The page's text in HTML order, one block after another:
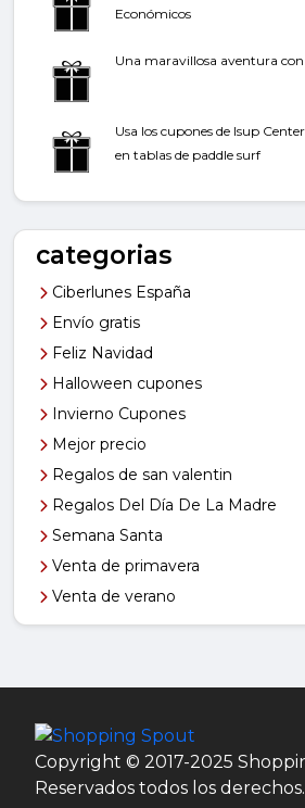
Económicos
Una maravillosa aventura
Usa los cupones de Isup
en tablas de paddle surf
categorias
Ciberlunes España
Envío gratis
Feliz Navidad
Halloween cupones
Invierno Cupones
Mejor precio
Regalos de san valentin
Regalos Del Día De La Madre
Semana Santa
Venta de primavera
Venta de verano
Copyright © 2017-2025
Reservados todos los derechos.